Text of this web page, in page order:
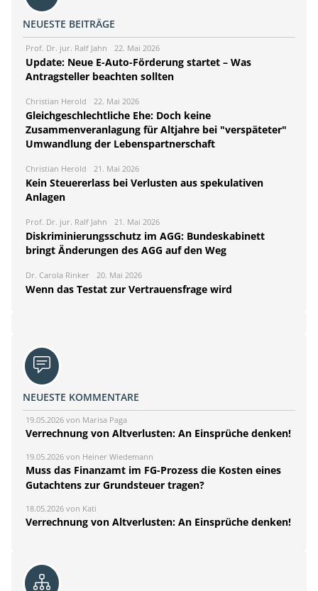
NEUESTE BEITRÄGE
Prof. Dr. jur. Ralf Jahn 22. Mai 2026
Update: Neue E-Auto-Förderung startet – Was
Antragsteller beachten sollten
Christian Herold 22. Mai 2026
Gleichgeschlechtliche Ehe: Doch keine
Zusammenveranlagung für Altjahre bei "verspäteter"
Umwandlung der Lebenspartnerschaft
Christian Herold 21. Mai 2026
Kein Steuererlass bei Verlusten aus spekulativen
Anlagen
Prof. Dr. jur. Ralf Jahn 21. Mai 2026
Diskriminierungsschutz im AGG: Bundeskabinett
bringt Änderungen des AGG auf den Weg
Dr. Carola Rinker 20. Mai 2026
Wenn das Testat zur Vertrauensfrage wird
NEUESTE KOMMENTARE
19.05.2026 von Marisa Paga
Verrechnung von Altverlusten: An Einsprüche denken!
19.05.2026 von Heiner Wiedemann
Muss das Finanzamt im FG-Prozess die Kosten eines
Gutachtens zur Grundsteuer tragen?
18.05.2026 von Kati
Verrechnung von Altverlusten: An Einsprüche denken!